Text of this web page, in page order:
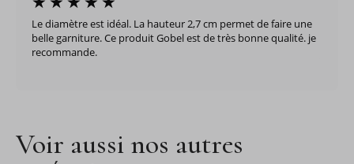
Le diamètre est idéal. La hauteur 2,7 cm permet de faire une
belle garniture. Ce produit Gobel est de très bonne qualité. je
recommande.
Voir aussi nos autres